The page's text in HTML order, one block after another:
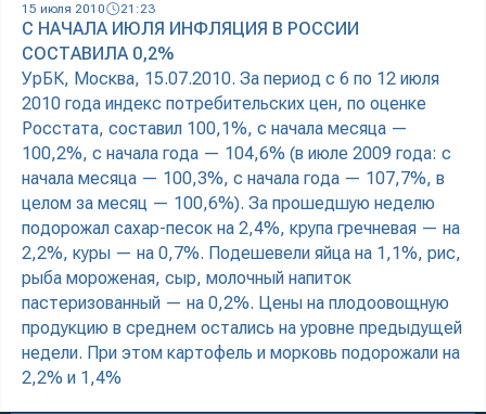
15 июля 2010 21:23
С НАЧАЛА ИЮЛЯ ИНФЛЯЦИЯ В РОССИИ
СОСТАВИЛА 0,2%
УрБК, Москва, 15.07.2010. За период с 6 по 12 июля
2010 года индекс потребительских цен, по оценке
Росстата, составил 100,1%, с начала месяца —
100,2%, с начала года — 104,6% (в июле 2009 года: с
начала месяца — 100,3%, с начала года — 107,7%, в
целом за месяц — 100,6%). За прошедшую неделю
подорожал сахар-песок на 2,4%, крупа гречневая — на
2,2%, куры — на 0,7%. Подешевели яйца на 1,1%, рис,
рыба мороженая, сыр, молочный напиток
пастеризованный — на 0,2%. Цены на плодоовощную
продукцию в среднем остались на уровне предыдущей
недели. При этом картофель и морковь подорожали на
2,2% и 1,4%